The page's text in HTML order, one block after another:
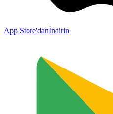
App Store'danİndirin